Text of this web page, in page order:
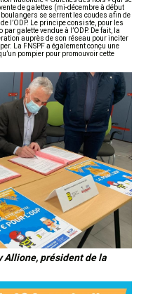
de galettes (mi-décembre à début
se serrent les coudes afin de
l’ODP. Le principe consiste, pour les
galette vendue à l’ODP. De fait, la
auprès de son réseau pour inciter
La FNSPF a également conçu une
pompier pour promouvoir cette
Allione, président de la